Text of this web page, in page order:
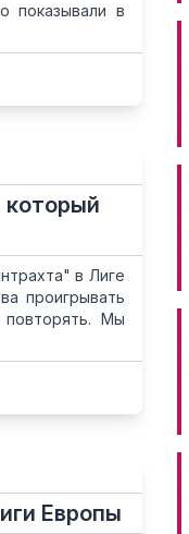
показывали в
в Лиге
проигрывать
Мы
Европы